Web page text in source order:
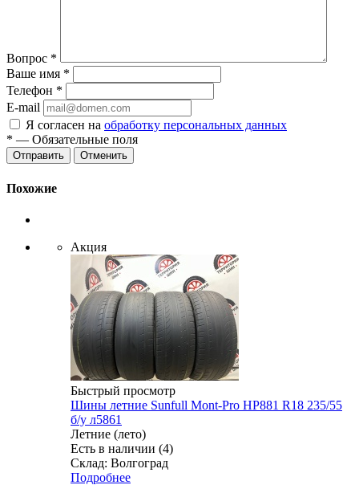
Вопрос *
Ваше имя *
Телефон *
E-mail
Я согласен на обработку персональных данных
* — Обязательные поля
Отменить
Похожие
Акция
Быстрый просмотр
Шины летние Sunfull Mont-Pro HP881 R18 235/55
б/у л5861
Летние (лето)
Есть в наличии (4)
Склад: Волгоград
Подробнее